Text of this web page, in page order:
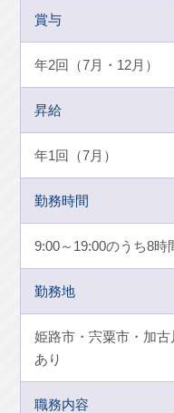
賞与
年2回（7月・12月）
昇給
年1回（7月）
勤務時間
9:00～19:00のうち8時
勤務地
姫路市・宍粟市・加
あり
職務内容